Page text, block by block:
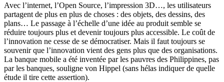
Avec l’internet, l’Open Source, l’impression 3D…, les utilisateurs
partagent de plus en plus de choses : des objets, des dessins, des
plans… Le passage à l’échelle d’une idée au produit semble se
réduire toujours plus et devenir toujours plus accessible. Le coût de
l’innovation ne cesse de se démocratiser. Mais il faut toujours se
souvenir que l’innovation vient des gens plus que des organisations.
La banque mobile a été inventée par les pauvres des Philippines, pas
par les banques, souligne von Hippel (sans hélas indiquer de quelle
étude il tire cette assertion).